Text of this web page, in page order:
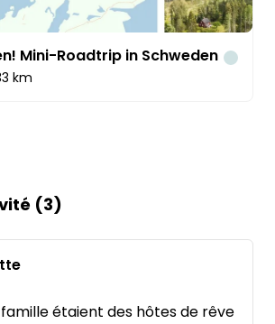
Mini-Roadtrip in Schweden
km
(3)
étaient des hôtes de rêve